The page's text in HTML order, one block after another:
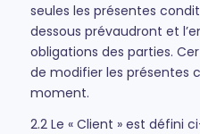
seules les présentes
dessous prévaudront et
obligations des parties.
de modifier les présentes
moment.
2.2 Le « Client » est défini